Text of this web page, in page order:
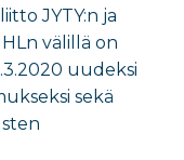
JYTY:n ja
välillä on
uudeksi
sekä